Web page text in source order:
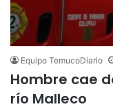
Equipo TemucoDiario
Hombre cae
río Malleco